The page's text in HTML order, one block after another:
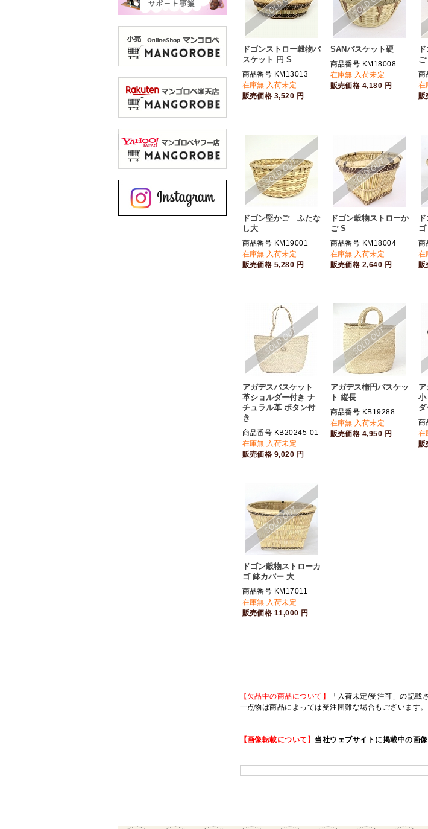
ドゴンストロー穀物バ
スケット 円 S
商品番号 KM13013
在庫無 入荷未定
販売価格 3,520 円
SANバスケット硬
商品番号 KM18008
在庫無 入荷未定
販売価格 4,180 円
ご
商
在
販
ドゴン堅かご ふたな
し大
商品番号 KM19001
在庫無 入荷未定
販売価格 5,280 円
ドゴン穀物ストローか
ご S
商品番号 KM18004
在庫無 入荷未定
販売価格 2,640 円
商
在
販
アガデスバスケット
革ショルダー付き ナ
チュラル革 ボタン付
き
商品番号 KB20245-01
在庫無 入荷未定
販売価格 9,020 円
アガデス楕円バスケッ
ト 縦長
商品番号 KB19288
在庫無 入荷未定
販売価格 4,950 円
小
ダ
商
在
販
ドゴン穀物ストローカ
ゴ 鉢カバー 大
商品番号 KM17011
在庫無 入荷未定
販売価格 11,000 円
【欠品中の商品について】
「入荷未定/受注可」の記
一点物は商品によっては受注困難な場合もございます
【画像転載について】 当社ウェブサイトに掲載中の画